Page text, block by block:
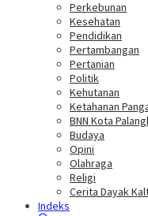
Perkebunan
Kesehatan
Pendidikan
Pertambangan
Pertanian
Politik
Kehutanan
Ketahanan
BNN Kota
Budaya
Opini
Olahraga
Religi
Cerita Dayak
Indeks